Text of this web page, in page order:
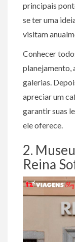
principais
se ter uma
visitam
Conhecer
planejamento,
galerias.
apreciar um
garantir suas
ele oferece.
2.
Reina